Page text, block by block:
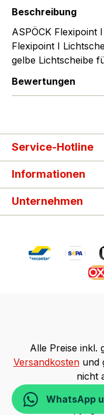
Beschreibung
ASPÖCK Flexipoint
Flexipoint I
gelbe Lichtscheibe
Bewertungen
Service-Hotline
Informationen
Unternehmen
Alle Preise inkl.
Versandkostenund
nicht
WhatsApp